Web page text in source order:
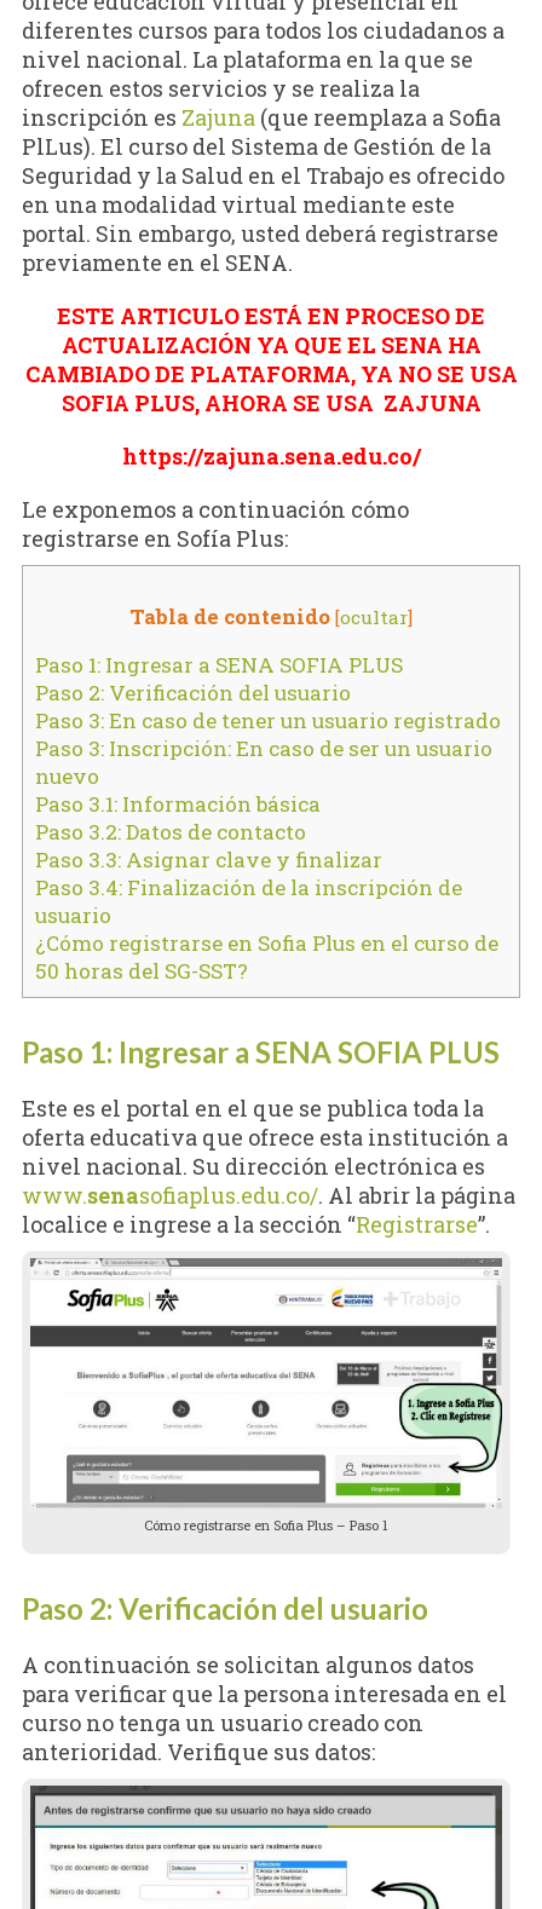
diferentes cursos para todos los ciudadanos a
nivel nacional. La plataforma en la que se
ofrecen estos servicios y se realiza la
inscripción es Zajuna(que reemplaza a Sofia
PlLus). El curso del Sistema de Gestión de la
Seguridad y la Salud en el Trabajo es ofrecido
en una modalidad virtual mediante este
portal. Sin embargo, usted deberá registrarse
previamente en el SENA.
ESTE ARTICULO ESTÁ EN PROCESO DE
ACTUALIZACIÓN YA QUE EL SENA HA
CAMBIADO DE PLATAFORMA, YA NO SE USA
SOFIA PLUS, AHORA SE USA ZAJUNA
https://zajuna.sena.edu.co/
Le exponemos a continuación cómo
registrarse en Sofía Plus:
Tabla de contenido [ocultar]
Paso 1: Ingresar a SENA SOFIA PLUS
Paso 2: Verificación del usuario
Paso 3: En caso de tener un usuario registrado
Paso 3: Inscripción: En caso de ser un usuario
nuevo
Paso 3.1: Información básica
Paso 3.2: Datos de contacto
Paso 3.3: Asignar clave y finalizar
Paso 3.4: Finalización de la inscripción de
usuario
¿Cómo registrarse en Sofia Plus en el curso de
50 horas del SG-SST?
Paso 1: Ingresar a SENA SOFIA PLUS
Este es el portal en el que se publica toda la
oferta educativa que ofrece esta institución a
nivel nacional. Su dirección electrónica es
www.senasofiaplus.edu.co/. Al abrir la página
localice e ingrese a la sección “Registrarse”.
Cómo registrarse en Sofia Plus – Paso 1
Paso 2: Verificación del usuario
A continuación se solicitan algunos datos
para verificar que la persona interesada en el
curso no tenga un usuario creado con
anterioridad. Verifique sus datos: